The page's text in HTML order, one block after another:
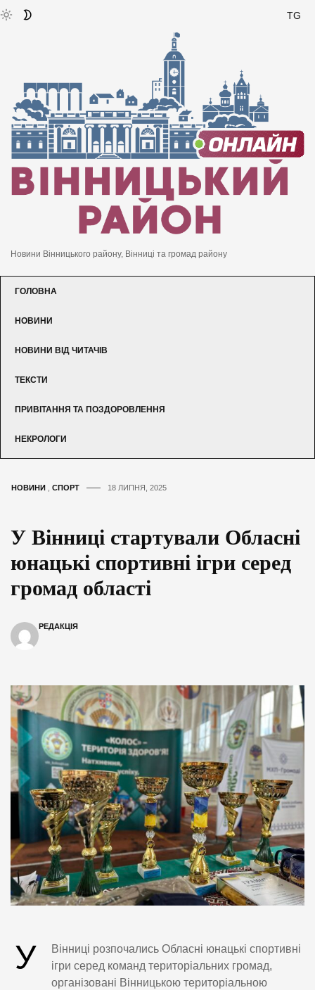
TG
Новини Вінницького району, Вінниці та громад району
ГОЛОВНА
НОВИНИ
НОВИНИ ВІД ЧИТАЧІВ
ТЕКСТИ
ПРИВІТАННЯ ТА ПОЗДОРОВЛЕННЯ
НЕКРОЛОГИ
НОВИНИ СПОРТ 18 ЛИПНЯ, 2025
У Вінниці стартували Обласні
юнацькі спортивні ігри серед
громад області
РЕДАКЦІЯ
У
Вінниці розпочались Обласні юнацькі спортивні
ігри серед команд територіальних громад,
організовані Вінницькою територіальною